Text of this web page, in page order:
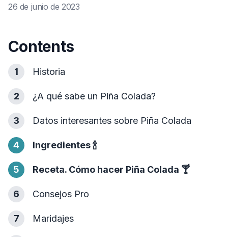
26 de junio de 2023
Contents
1 Historia
2 ¿A qué sabe un Piña Colada?
3 Datos interesantes sobre Piña Colada
4 Ingredientes🍾
5 Receta. Cómo hacer Piña Colada 🍸
6 Consejos Pro
7 Maridajes